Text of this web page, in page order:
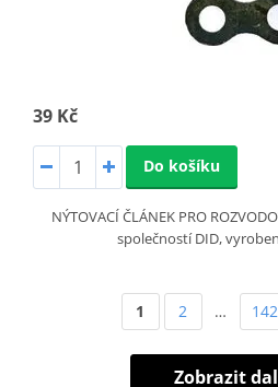
39 Kč
Do košíku
NÝTOVACÍ ČLÁNEK PRO
společností DID,
1 2 … 142
Zobrazit